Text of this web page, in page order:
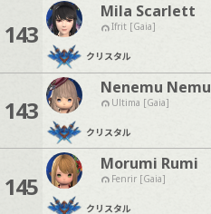
143
Mila Scarlett
Ifrit [Gaia]
クリスタル
143
Nenemu Nemu
Ultima [Gaia]
クリスタル
145
Morumi Rumi
Fenrir [Gaia]
クリスタル